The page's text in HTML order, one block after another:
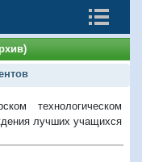
технологическом
лучших учащихся